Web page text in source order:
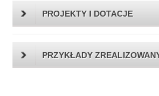
PROJEKTY I DOTACJE
PRZYKŁADY